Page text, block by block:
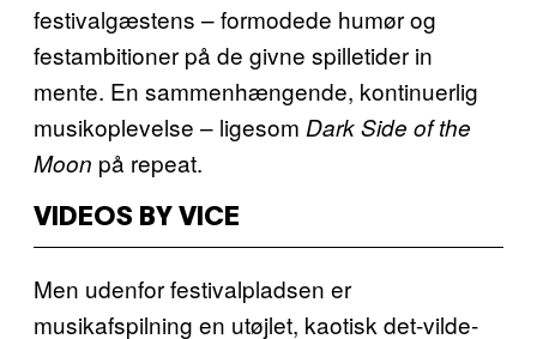
festivalgæstens – formodede humør og
festambitioner på de givne spilletider in
mente. En sammenhængende, kontinuerlig
musikoplevelse – ligesom Dark Side of the
Moon på repeat.
VIDEOS BY VICE
Men udenfor festivalpladsen er
musikafspilning en utøjlet, kaotisk det-vilde-